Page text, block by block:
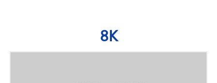
8K